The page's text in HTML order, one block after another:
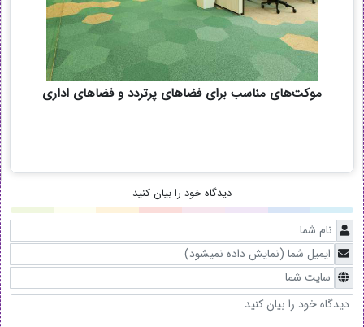
موکت‌های مناسب برای فضاهای پرتردد و فضاهای اداری
دیدگاه خود را بیان کنید